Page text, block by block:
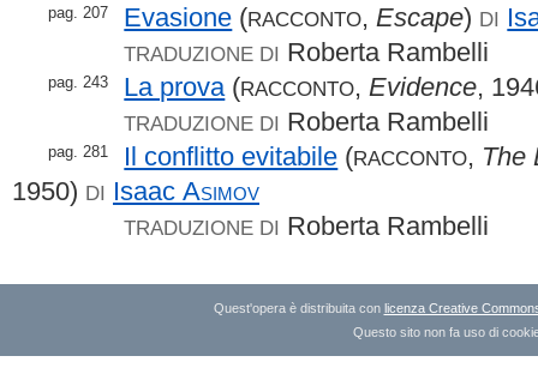
pag. 207 Evasione (RACCONTO, Escape) DI
TRADUZIONE DI Roberta Rambelli
pag. 243 La prova (RACCONTO, Evidence,
TRADUZIONE DI Roberta Rambelli
pag. 281 Il conflitto evitabile (RACCONTO, The
1950) DI Isaac Asimov
TRADUZIONE DI Roberta Rambelli
Quest'opera è distribuita con licenza Creative
Questo sito non fa uso di